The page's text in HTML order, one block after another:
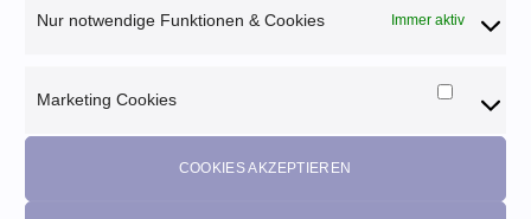
Nur notwendige Funktionen & Cookies Immer aktiv
Marketing Cookies
Cookies
COOKIES AKZEPTIEREN